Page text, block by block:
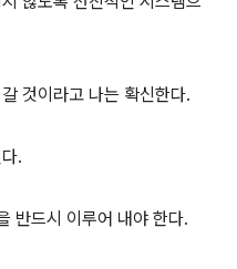
것이라고 나는 확신한다.
.
반드시 이루어 내야 한다.